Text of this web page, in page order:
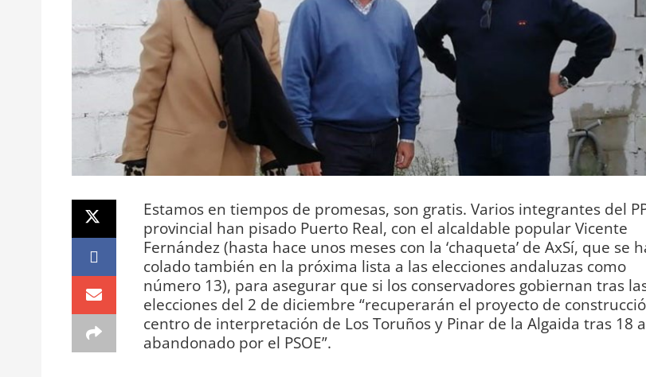
Estamos en tiempos de promesas, son gratis. Varios integrantes del
provincial han pisado Puerto Real, con el alcaldable popular Vicente
Fernández (hasta hace unos meses con la ‘chaqueta’ de AxSí, que se
colado también en la próxima lista a las elecciones andaluzas como
número 13), para asegurar que si los conservadores gobiernan tras
elecciones del 2 de diciembre “recuperarán el proyecto de
centro de interpretación de Los Toruños y Pinar de la Algaida tras 18
abandonado por el PSOE”.